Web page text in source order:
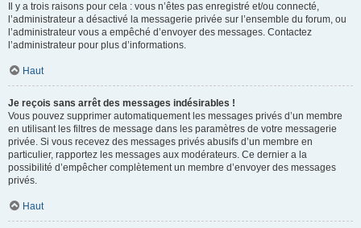
Il y a trois raisons pour cela : vous n’êtes pas enregistré et/ou connecté,
l’administrateur a désactivé la messagerie privée sur l’ensemble du forum, ou
l’administrateur vous a empêché d’envoyer des messages. Contactez
l’administrateur pour plus d’informations.
Haut
Je reçois sans arrêt des messages indésirables !
Vous pouvez supprimer automatiquement les messages privés d’un membre
en utilisant les filtres de message dans les paramètres de votre messagerie
privée. Si vous recevez des messages privés abusifs d’un membre en
particulier, rapportez les messages aux modérateurs. Ce dernier a la
possibilité d’empêcher complètement un membre d’envoyer des messages
privés.
Haut